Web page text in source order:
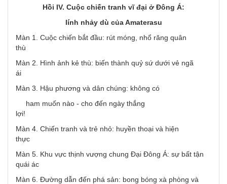
Hồi IV. Cuộc chiến tranh vĩ đại ở Đông Á:
lính nhảy dù của Amaterasu
Màn 1. Cuộc chiến bắt đầu: rút móng, nhổ răng quân
thù
Màn 2. Hình ảnh kẻ thù: biến thành quỷ sứ dưới vẻ ngã
ái
Màn 3. Hậu phương và dân chúng: không có
ham muốn nào - cho đến ngày thắng
lợi!
Màn 4. Chiến tranh và trẻ nhỏ: huyền thoại và hiện
thực
Màn 5. Khu vực thịnh vượng chung Đại Đông Á: sự bất tận
quái ác
Màn 6. Đường dẫn đến phá sản: bong bóng xà phòng và